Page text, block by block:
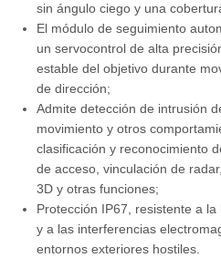
sin ángulo ciego y una
El módulo de seguimiento
un servocontrol de alta
estable del objetivo durante
de dirección;
Admite detección de intrusión
movimiento y otros
clasificación y reconocimiento
de acceso, vinculación de
3D y otras funciones;
Protección IP67, resistente a
y a las interferencias
entornos exteriores hostiles.